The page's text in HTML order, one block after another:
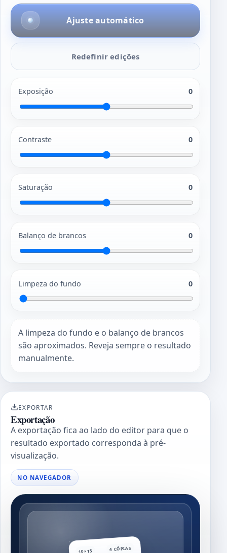
Ajuste automático
Redefinir edições
Exposição 0
Contraste 0
Saturação 0
Balanço de brancos 0
Limpeza do fundo 0
A limpeza do fundo e o balanço de brancos
são aproximados. Reveja sempre o resultado
manualmente.
EXPORTAR
Exportação
A exportação fica ao lado do editor para que o
resultado exportado corresponda à pré-
visualização.
NO NAVEGADOR
10×15 4 CÓPIAS